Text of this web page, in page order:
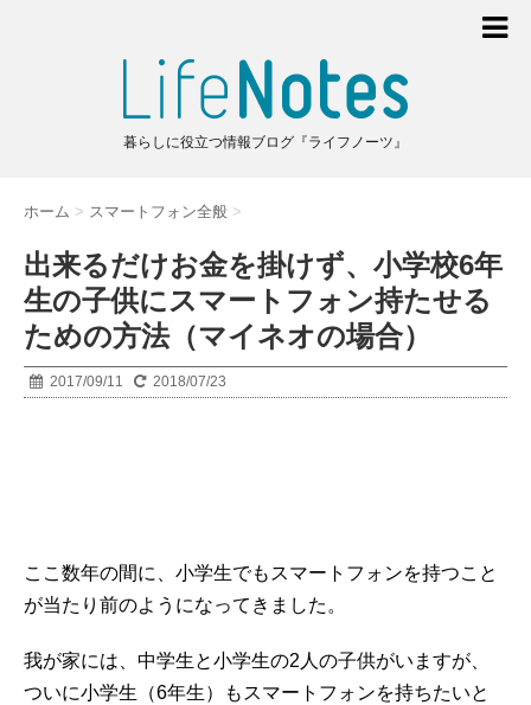
暮らしに役立つ情報ブログ『ライフノーツ』
ホーム > スマートフォン全般 >
出来るだけお金を掛けず、小学校6年
生の子供にスマートフォン持たせる
ための方法（マイネオの場合）
2017/09/11 2018/07/23
ここ数年の間に、小学生でもスマートフォンを持つこと
が当たり前のようになってきました。
我が家には、中学生と小学生の2人の子供がいますが、
ついに小学生（6年生）もスマートフォンを持ちたいと